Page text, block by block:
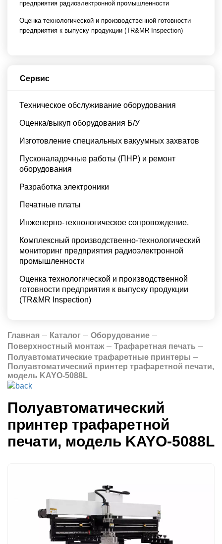
предприятия радиоэлектронной промышленности
Оценка технологической и производственной готовности
предприятия к выпуску продукции (TR&MR Inspection)
Сервис
Техническое обслуживание оборудования
Оценка/выкуп оборудования Б/У
Изготовление специальных вакуумных захватов
Пусконаладочные работы (ПНР) и ремонт
оборудования
Разработка электроники
Печатные платы
Инженерно-технологическое сопровождение.
Комплексный производственно-технологический
мониторинг предприятия радиоэлектронной
промышленности
Оценка технологической и производственной
готовности предприятия к выпуску продукции
(TR&MR Inspection)
Главная Каталог
Оборудование
Поверхностный монтаж
Трафаретная печать
Полуавтоматические трафаретные принтеры
Полуавтоматический принтер трафаретной печати,
модель KAYO-5088L
Полуавтоматический
принтер трафаретной
печати, модель KAYO-5088L